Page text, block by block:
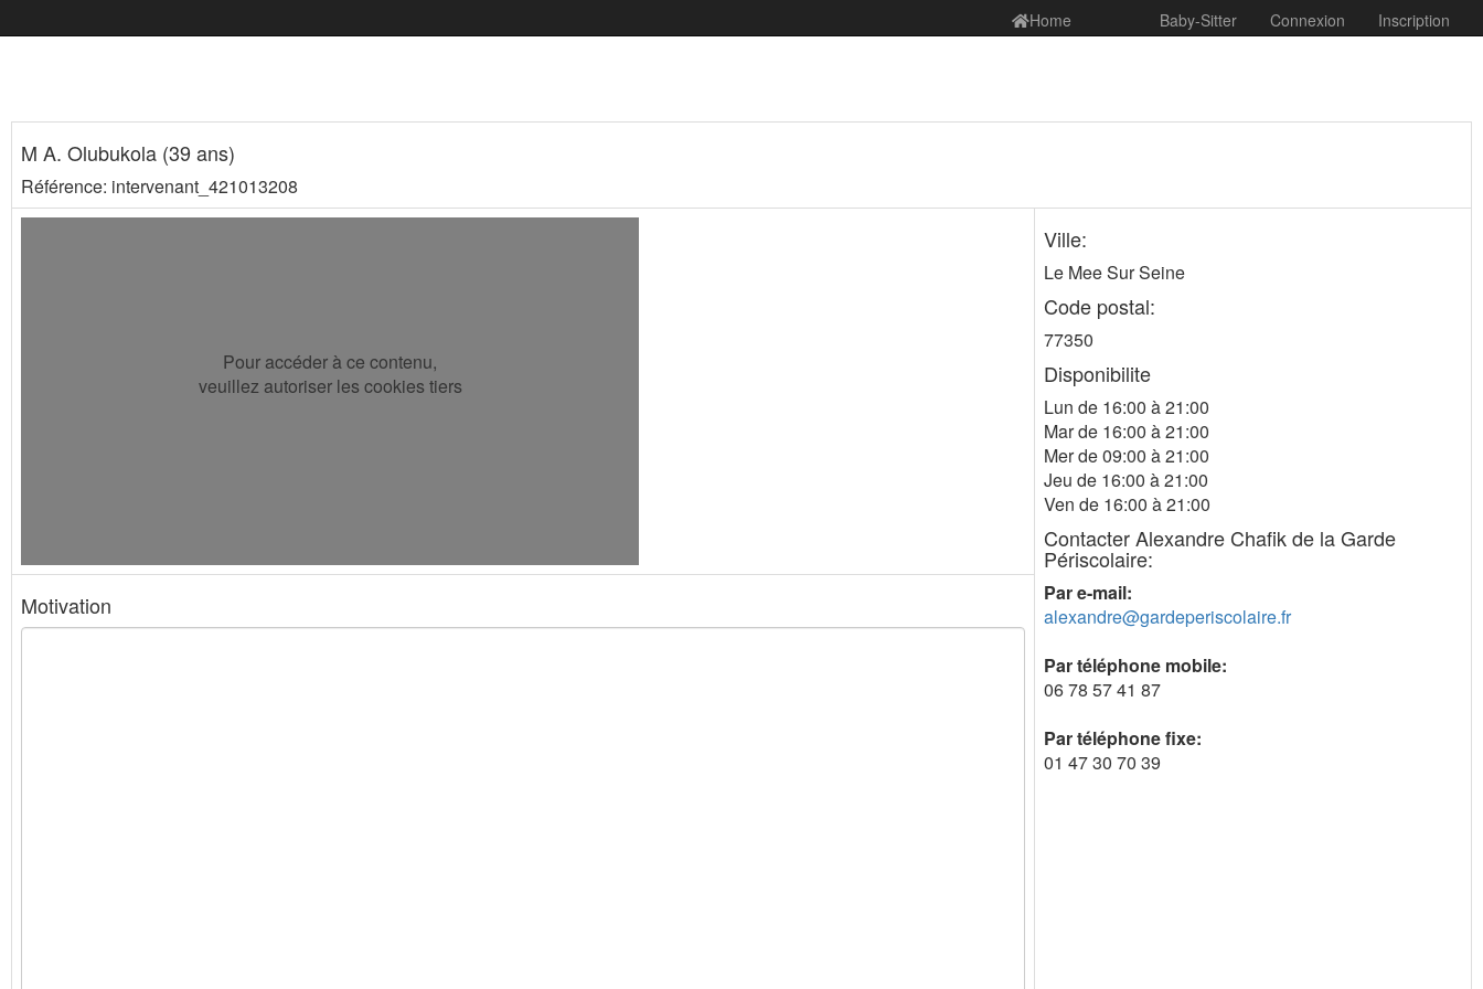
Home Baby-Sitter Connexion Inscription
M A. Olubukola (39 ans)
Référence: intervenant_421013208
Pour accéder à ce contenu,
veuillez autoriser les cookies tiers
Ville:
Le Mee Sur Seine
Code postal:
77350
Disponibilite
Lun de 16:00 à 21:00
Mar de 16:00 à 21:00
Mer de 09:00 à 21:00
Jeu de 16:00 à 21:00
Ven de 16:00 à 21:00
Contacter Alexandre Chafik de la Garde
Périscolaire:
Par e-mail:
alexandre@gardeperiscolaire.fr
Par téléphone mobile:
06 78 57 41 87
Par téléphone fixe:
01 47 30 70 39
Motivation